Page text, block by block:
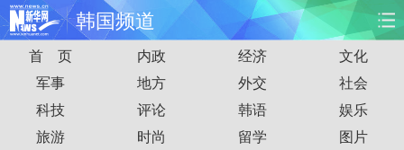
韩国频道
首页 时政 国际 财经
娱乐 体育 人事 教育
首 页 内政 经济
文化
军事
地方 外交
社会
科技
评论 韩语
娱乐
旅游
时尚 留学
图片